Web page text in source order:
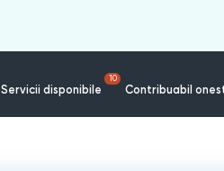
Servicii disponibile
10
Contribuabil